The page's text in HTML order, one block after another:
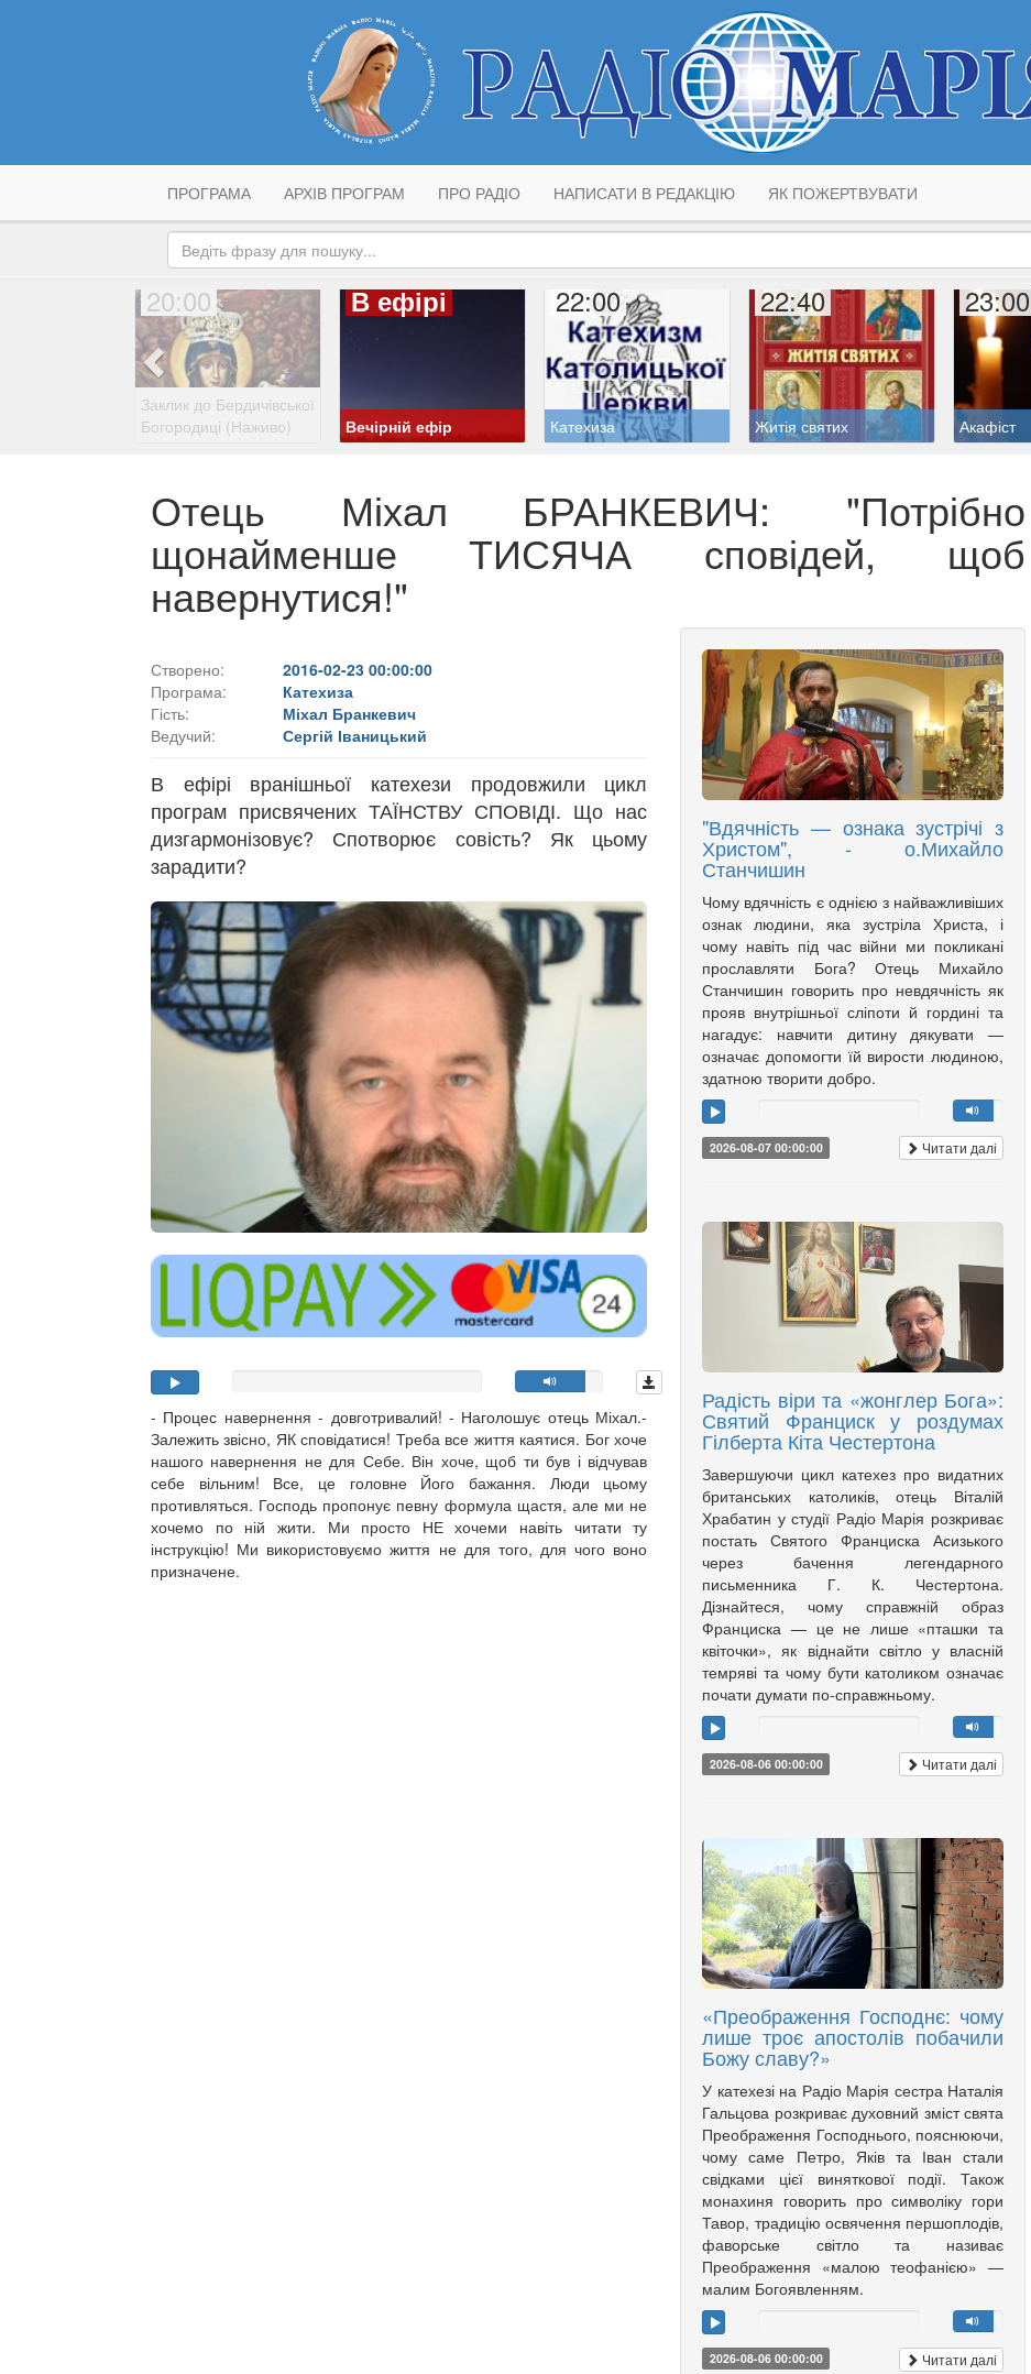
ПРОГРАМА АРХІВ ПРОГРАМ ПРО РАДІО НАПИСАТИ В РЕДАКЦІЮ ЯК ПОЖЕРТВУВАТИ
20:00
Заклик до Бердичівської
Богородиці (Наживо)
В ефірі
Вечірній ефір
22:00
Катехиза
22:40
Житія святих
23:00
Акафіст
Отець Міхал БРАНКЕВИЧ: "Потрібно
щонайменше ТИСЯЧА сповідей, щоб
навернутися!"
Створено:
2016-02-23 00:00:00
Програма:
Катехиза
Гість:
Міхал Бранкевич
Ведучий:
Сергій Іваницький
В ефірі вранішньої катехези продовжили цикл
програм присвячених ТАЇНСТВУ СПОВІДІ. Що нас
дизгармонізовує? Спотворює совість? Як цьому
зарадити?
- Процес навернення - довготривалий! - Наголошує отець Міхал.-
Залежить звісно, ЯК сповідатися! Треба все життя каятися. Бог хоче
нашого навернення не для Себе. Він хоче, щоб ти був і відчував
себе вільним! Все, це головне Його бажання. Люди цьому
противляться. Господь пропонує певну формула щастя, але ми не
хочемо по ній жити. Ми просто НЕ хочеми навіть читати ту
інструкцію! Ми використовуємо життя не для того, для чого воно
призначене.
"Вдячність — ознака зустрічі з
Христом", - о.Михайло
Станчишин
Чому вдячність є однією з найважливіших
ознак людини, яка зустріла Христа, і
чому навіть під час війни ми покликані
прославляти Бога? Отець Михайло
Станчишин говорить про невдячність як
прояв внутрішньої сліпоти й гордині та
нагадує: навчити дитину дякувати —
означає допомогти їй вирости людиною,
здатною творити добро.
2026-08-07 00:00:00 Читати далі
Радість віри та «жонглер Бога»:
Святий Франциск у роздумах
Гілберта Кіта Честертона
Завершуючи цикл катехез про видатних
британських католиків, отець Віталій
Храбатин у студії Радіо Марія розкриває
постать Святого Франциска Асизького
через бачення легендарного
письменника Г. К. Честертона.
Дізнайтеся, чому справжній образ
Франциска — це не лише «пташки та
квіточки», як віднайти світло у власній
темряві та чому бути католиком означає
почати думати по-справжньому.
2026-08-06 00:00:00 Читати далі
«Преображення Господнє: чому
лише троє апостолів побачили
Божу славу?»
У катехезі на Радіо Марія сестра Наталія
Гальцова розкриває духовний зміст свята
Преображення Господнього, пояснюючи,
чому саме Петро, Яків та Іван стали
свідками цієї виняткової події. Також
монахиня говорить про символіку гори
Тавор, традицію освячення першоплодів,
фаворське світло та називає
Преображення «малою теофанією» —
малим Богоявленням.
2026-08-06 00:00:00 Читати далі